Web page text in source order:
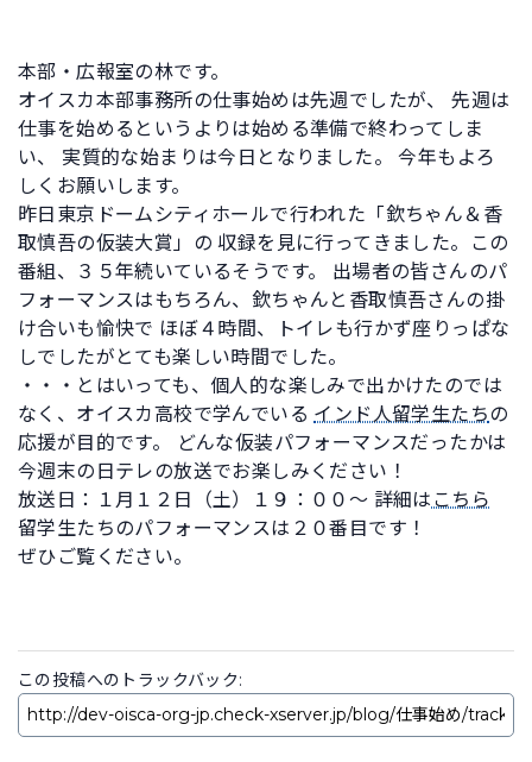
本部・広報室の林です。
オイスカ本部事務所の仕事始めは先週でしたが、 先週は
仕事を始めるというよりは始める準備で終わってしま
い、 実質的な始まりは今日となりました。 今年もよろ
しくお願いします。
昨日東京ドームシティホールで行われた「欽ちゃん＆香
取慎吾の仮装大賞」の 収録を見に行ってきました。この
番組、３５年続いているそうです。 出場者の皆さんのパ
フォーマンスはもちろん、欽ちゃんと香取慎吾さんの掛
け合いも愉快で ほぼ４時間、トイレも行かず座りっぱな
しでしたがとても楽しい時間でした。
・・・とはいっても、個人的な楽しみで出かけたのでは
なく、オイスカ高校で学んでいる インド人留学生たちの
応援が目的です。 どんな仮装パフォーマンスだったかは
今週末の日テレの放送でお楽しみください！
放送日：１月１２日（土）１９：００～ 詳細は こちら
留学生たちのパフォーマンスは２０番目です！
ぜひご覧ください。
この投稿へのトラックバック: